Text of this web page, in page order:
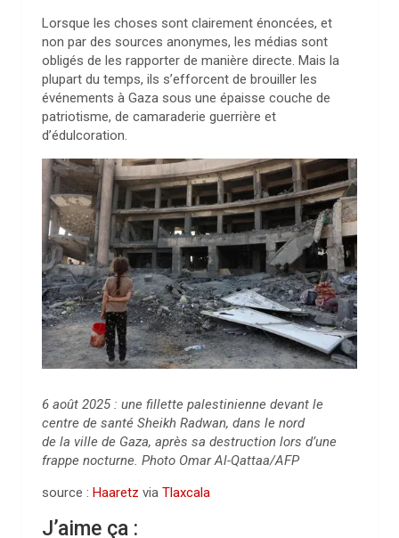
Lorsque les choses sont clairement énoncées, et
non par des sources anonymes, les médias sont
obligés de les rapporter de manière directe. Mais la
plupart du temps, ils s’efforcent de brouiller les
événements à Gaza sous une épaisse couche de
patriotisme, de camaraderie guerrière et
d’édulcoration.
6 août 2025 : une fillette palestinienne devant le
centre de santé Sheikh Radwan, dans le nord
de la ville de Gaza, après sa destruction lors d’une
frappe nocturne. Photo Omar Al-Qattaa/AFP
source : Haaretz via Tlaxcala
J’aime ça :